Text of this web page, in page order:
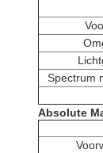
Spectrum
Absolute